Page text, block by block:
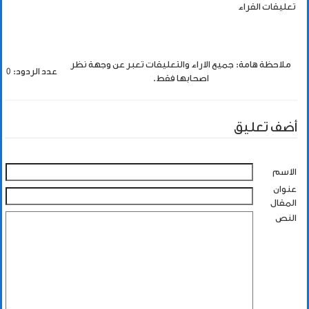
تعليقات القراء
ملاحظة هامة: جميع الاراء والتعليقات تعبر عن وجهة نظر
اصحابها فقط.
عدد الردود: 0
أضف تعليق
الاسم
عنوان
المقال
النص